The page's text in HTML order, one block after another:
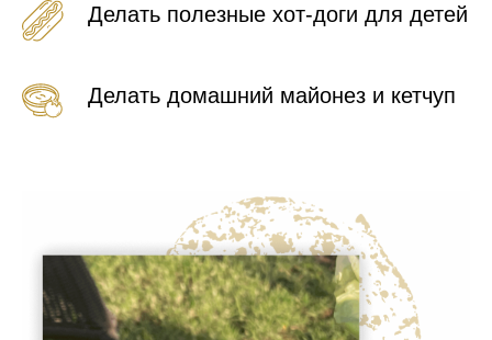
Делать полезные хот-доги для детей
Делать домашний майонез и кетчуп